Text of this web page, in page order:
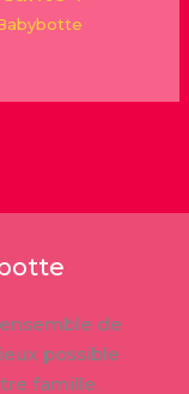
de
possible
famille.